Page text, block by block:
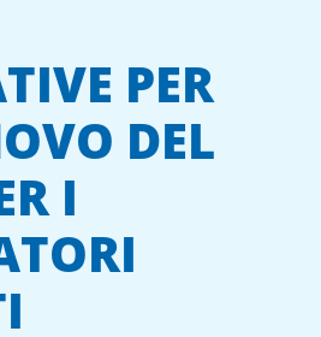
PER
DEL
I